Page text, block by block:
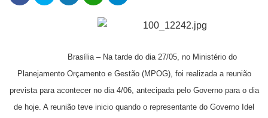
Brasília – Na tarde do dia 27/05, no Ministério do
Planejamento Orçamento e Gestão (MPOG), foi realizada a reunião
prevista para acontecer no dia 4/06, antecipada pelo Governo para o dia
de hoje. A reunião teve inicio quando o representante do Governo Idel